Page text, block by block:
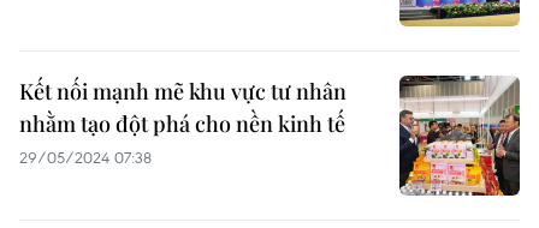
Kết nối mạnh mẽ khu vực tư nhân
nhằm tạo đột phá cho nền kinh tế
29/05/2024 07:38